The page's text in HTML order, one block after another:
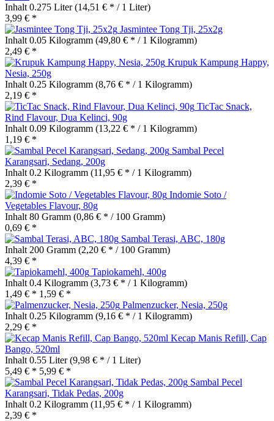
Inhalt 0.275 Liter(14,51 € * / 1 Liter)
3,99 € *
Jasmintee Tong Tji, 25x2g
Inhalt 0.05 Kilogramm (49,80 € * / 1 Kilogramm)
2,49 € *
Krupuk Kampung Happy,
Nesia, 250g
Inhalt 0.25 Kilogramm (8,76 € * / 1 Kilogramm)
2,19 € *
TicTac Snack,
Rind Flavour, Dua Kelinci, 90g
Inhalt 0.09 Kilogramm (13,22 € * / 1 Kilogramm)
1,19 € *
Sambal Pecel
Karangsari, Sedang, 200g
Inhalt 0.2 Kilogramm (11,95 € * / 1 Kilogramm)
2,39 € *
Indomie Soto /
Vegetables Flavour, 80g
Inhalt 80 Gramm (0,86 € * / 100 Gramm)
0,69 € *
Sambal Terasi, ABC, 180g
Inhalt 200 Gramm (2,20 € * / 100 Gramm)
4,39 € *
Tapiokamehl, 400g
Inhalt 0.4 Kilogramm (3,73 € * / 1 Kilogramm)
1,49 € * 1,59 € *
Palmenzucker, Nesia, 250g
Inhalt 0.25 Kilogramm (9,16 € * / 1 Kilogramm)
2,29 € *
Kecap Manis Refill, Cap
Bango, 520ml
Inhalt 0.55 Liter(9,98 € * / 1 Liter)
5,49 € * 5,99 € *
Sambal Pecel
Karangsari, Tidak Pedas, 200g
Inhalt 0.2 Kilogramm (11,95 € * / 1 Kilogramm)
2,39 € *